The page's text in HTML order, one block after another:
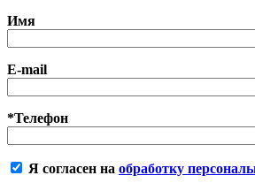
Имя
E-mail
*Телефон
Я согласен на обработку